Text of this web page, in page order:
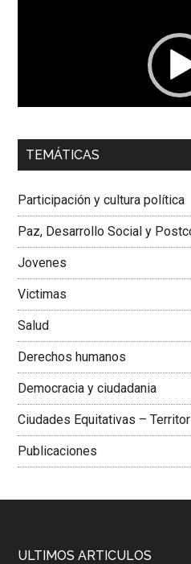
00:00
Dra. Carolina Corcho Mejía,
Colombiana
TEMÁTICAS
Participación y cultura política
Paz, Desarrollo Social y
Jovenes
Victimas
Salud
Derechos humanos
Democracia y ciudadania
Ciudades Equitativas –
Publicaciones
ULTIMOS ARTICULOS